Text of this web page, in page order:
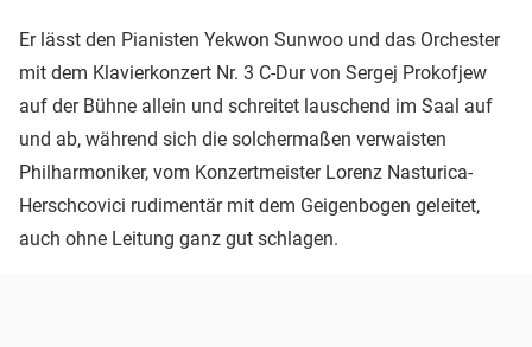
Er lässt den Pianisten Yekwon Sunwoo und das Orchester
mit dem Klavierkonzert Nr. 3 C-Dur von Sergej Prokofjew
auf der Bühne allein und schreitet lauschend im Saal auf
und ab, während sich die solchermaßen verwaisten
Philharmoniker, vom Konzertmeister Lorenz Nasturica-
Herschcovici rudimentär mit dem Geigenbogen geleitet,
auch ohne Leitung ganz gut schlagen.